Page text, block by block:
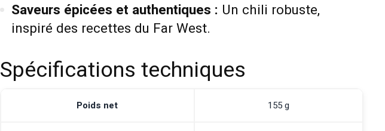
Saveurs épicées et authentiques : Un chili robuste,
inspiré des recettes du Far West.
Spécifications techniques
Poids net 155 g